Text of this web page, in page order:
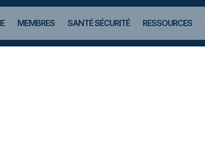
MEMBRES SANTÉ SÉCURITÉ RESSOURCES